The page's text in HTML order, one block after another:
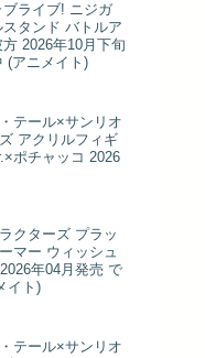
ライブ! ニジガ
タンド バトルア
2026年10月下旬
(アニメイト)
テール×サンリオ
アクリルフィギ
ポチャッコ 2026
クターズ プラッ
マー ウィッシュ
年04月発売 で
イト)
テール×サンリオ